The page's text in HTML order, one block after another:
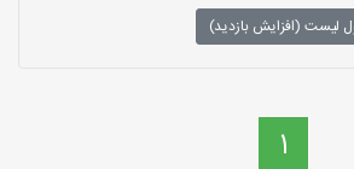
لیست (افزایش بازدید)
1